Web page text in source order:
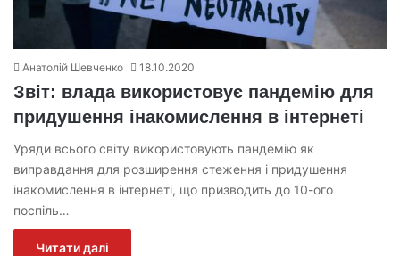
Анатолій Шевченко 18.10.2020
Звіт: влада використовує пандемію для
придушення інакомислення в інтернеті
Уряди всього світу використовують пандемію як
виправдання для розширення стеження і придушення
інакомислення в інтернеті, що призводить до 10-ого
поспіль…
Читати далі